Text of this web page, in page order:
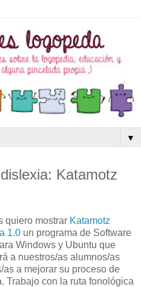
▼
Katamotz
quiero mostrar Katamotz
1.0 un programa de Software
Windows y Ubuntu que
a nuestros/as alumnos/as
as a mejorar su proceso de
Trabajo con la ruta fonológica